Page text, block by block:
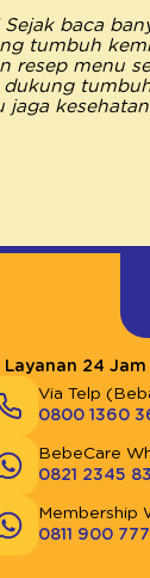
Sejak baca
tumbuh
resep menu
dukung
jaga
Layanan 24
Via Telp
0800 1360
BebeCare
0821 2345
Membership
0811 900